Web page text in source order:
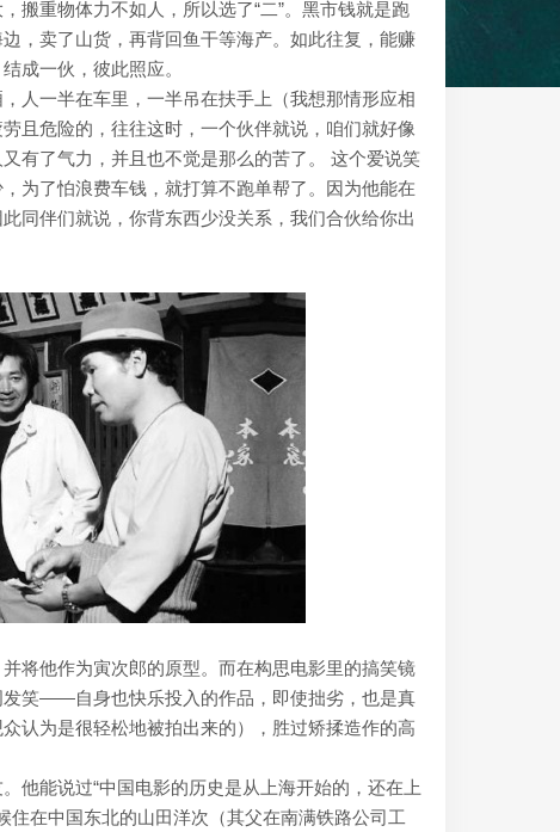
搬重物体力不如人，所以选了“二”。黑市钱就是跑
，卖了山货，再背回鱼干等海产。如此往复，能赚
成一伙，彼此照应。
人一半在车里，一半吊在扶手上（我想那情形应相
且危险的，往往这时，一个伙伴就说，咱们就好像
有了气力，并且也不觉是那么的苦了。 这个爱说笑
为了怕浪费车钱，就打算不跑单帮了。因为他能在
同伴们就说，你背东西少没关系，我们合伙给你出
将他作为寅次郎的原型。而在构思电影里的搞笑镜
笑——自身也快乐投入的作品，即使拙劣，也是真
认为是很轻松地被拍出来的），胜过矫揉造作的高
他能说过“中国电影的历史是从上海开始的，还在上
住在中国东北的山田洋次（其父在南满铁路公司工